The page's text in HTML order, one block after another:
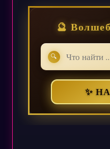
🔮
🔍
✨